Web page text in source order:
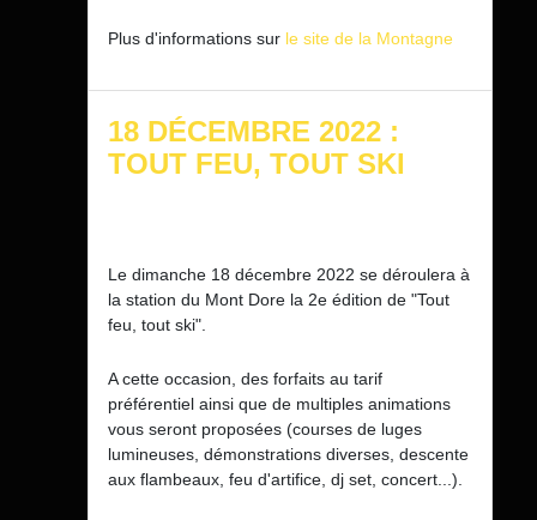
Plus d'informations sur le site de la Montagne
18 DÉCEMBRE 2022 :
TOUT FEU, TOUT SKI
Le dimanche 18 décembre 2022 se déroulera à
la station du Mont Dore la 2e édition de "Tout
feu, tout ski".
A cette occasion, des forfaits au tarif
préférentiel ainsi que de multiples animations
vous seront proposées (courses de luges
lumineuses, démonstrations diverses, descente
aux flambeaux, feu d'artifice, dj set, concert...).